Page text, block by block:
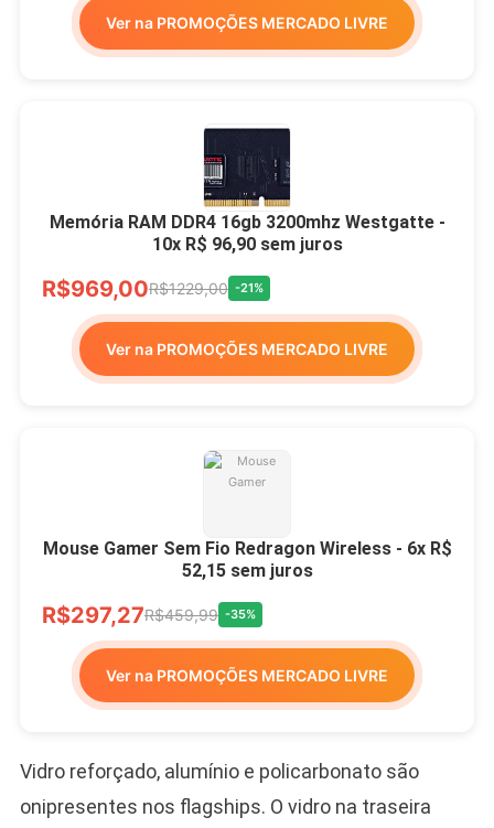
Ver na PROMOÇÕES MERCADO LIVRE
Memória RAM DDR4 16gb 3200mhz Westgatte -
10x R$ 96,90 sem juros
R$969,00R$1229,00 -21%
Ver na PROMOÇÕES MERCADO LIVRE
Mouse Gamer Sem Fio Redragon Wireless - 6x R$
52,15 sem juros
R$297,27R$459,99 -35%
Ver na PROMOÇÕES MERCADO LIVRE
Vidro reforçado, alumínio e policarbonato são
onipresentes nos flagships. O vidro na traseira